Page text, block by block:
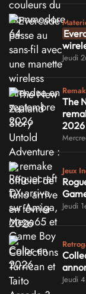
Jeudi
The
2026
Jeux
Jeudi
Jeudi